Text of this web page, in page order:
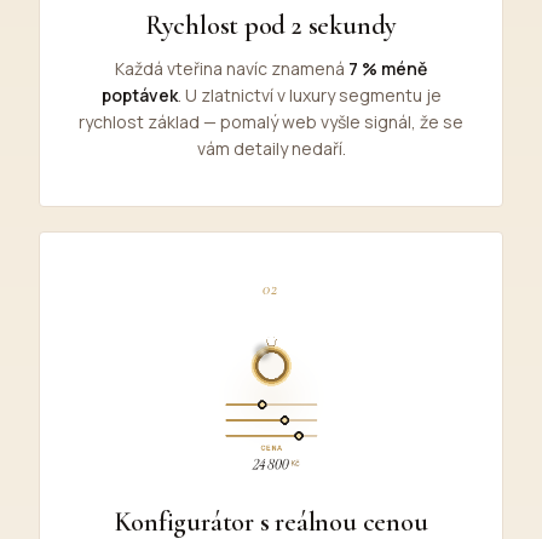
Rychlost pod 2 sekundy
Každá vteřina navíc znamená 7 % méně
poptávek. U zlatnictví v luxury segmentu je
rychlost základ — pomalý web vyšle signál, že se
vám detaily nedaří.
02
Konfigurátor s reálnou cenou